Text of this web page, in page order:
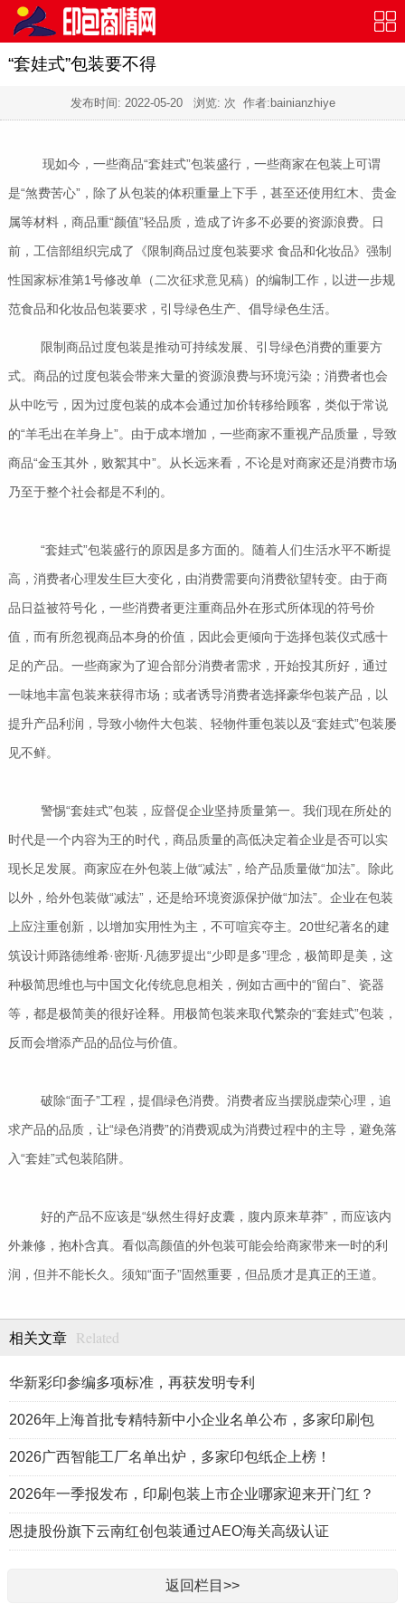
“套娃式”包装要不得
发布时间: 2022-05-20浏览: 次 作者:bainianzhiye
现如今，一些商品“套娃式”包装盛行，一些商家在包装上可谓
是“煞费苦心”，除了从包装的体积重量上下手，甚至还使用红木、贵金
属等材料，商品重“颜值”轻品质，造成了许多不必要的资源浪费。日
前，工信部组织完成了《限制商品过度包装要求 食品和化妆品》强制
性国家标准第1号修改单（二次征求意见稿）的编制工作，以进一步规
范食品和化妆品包装要求，引导绿色生产、倡导绿色生活。
限制商品过度包装是推动可持续发展、引导绿色消费的重要方
式。商品的过度包装会带来大量的资源浪费与环境污染；消费者也会
从中吃亏，因为过度包装的成本会通过加价转移给顾客，类似于常说
的“羊毛出在羊身上”。由于成本增加，一些商家不重视产品质量，导致
商品“金玉其外，败絮其中”。从长远来看，不论是对商家还是消费市场
乃至于整个社会都是不利的。
“套娃式”包装盛行的原因是多方面的。随着人们生活水平不断提
高，消费者心理发生巨大变化，由消费需要向消费欲望转变。由于商
品日益被符号化，一些消费者更注重商品外在形式所体现的符号价
值，而有所忽视商品本身的价值，因此会更倾向于选择包装仪式感十
足的产品。一些商家为了迎合部分消费者需求，开始投其所好，通过
一味地丰富包装来获得市场；或者诱导消费者选择豪华包装产品，以
提升产品利润，导致小物件大包装、轻物件重包装以及“套娃式”包装屡
见不鲜。
警惕“套娃式”包装，应督促企业坚持质量第一。我们现在所处的
时代是一个内容为王的时代，商品质量的高低决定着企业是否可以实
现长足发展。商家应在外包装上做“减法”，给产品质量做“加法”。除此
以外，给外包装做“减法”，还是给环境资源保护做“加法”。企业在包装
上应注重创新，以增加实用性为主，不可喧宾夺主。20世纪著名的建
筑设计师路德维希·密斯·凡德罗提出“少即是多”理念，极简即是美，这
种极简思维也与中国文化传统息息相关，例如古画中的“留白”、瓷器
等，都是极简美的很好诠释。用极简包装来取代繁杂的“套娃式”包装，
反而会增添产品的品位与价值。
破除“面子”工程，提倡绿色消费。消费者应当摆脱虚荣心理，追
求产品的品质，让“绿色消费”的消费观成为消费过程中的主导，避免落
入“套娃”式包装陷阱。
好的产品不应该是“纵然生得好皮囊，腹内原来草莽”，而应该内
外兼修，抱朴含真。看似高颜值的外包装可能会给商家带来一时的利
润，但并不能长久。须知“面子”固然重要，但品质才是真正的王道。
相关文章 Related
华新彩印参编多项标准，再获发明专利
2026年上海首批专精特新中小企业名单公布，多家印刷包
2026广西智能工厂名单出炉，多家印包纸企上榜！
2026年一季报发布，印刷包装上市企业哪家迎来开门红？
恩捷股份旗下云南红创包装通过AEO海关高级认证
返回栏目>>